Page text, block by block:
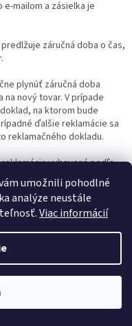
umožnili pohodlné
analýze neustále
Viac informácií
mailom a zásielka je
záručná doba o čas,
plynúť záručná doba
nový tovar. V prípade
na ktorom bude
ďalšie reklamácie sa
reklamačného dokladu.
vybavená podľa
reklamačných a
vady
neurčí bezodkladne
podmienok, akým
reklamáciu vybaví